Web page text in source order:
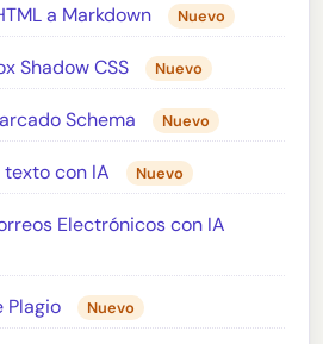
a Markdown Nuevo
Shadow CSS Nuevo
Schema Nuevo
con IA Nuevo
Electrónicos con IA
Plagio Nuevo